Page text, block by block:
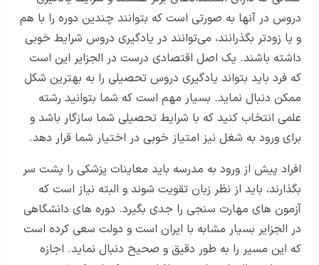
دروس در آنها به صورتی است که بتوانند چندین دوره را با هم
و یا زودتر بگذرانند، می‌توانند در یادگیری دروس شرایط خوبی
داشته باشند. یک اصل اقتصادی درست در الجزایر این است
که فرد باید بتواند یادگیری دروس تحصیلی را به بهترین شکل
ممکن دنبال نماید. بسیار مهم است که شما بتوانید رشته
علمی انتخاب کنید که با شرایط تحصیلی شما سازگار باشد و
برای ورود به شغل نیز امتیاز خوبی در اختیار شما قرار دهد.
افراد پیش از ورود به مدرسه باید معاینات پزشکی را پشت سر
بگذارند، باید از نظر زبان تقویت شوند و البته نیاز است که
آزمون های مهارت سنجی را جدی بگیرد. دوره های دانشگاهی
در الجزایر بسیار مشابه با ایران است و دولت سعی کرده است
که این مسیر را به طور دقیق و صحیح دنبال نماید. اجازه